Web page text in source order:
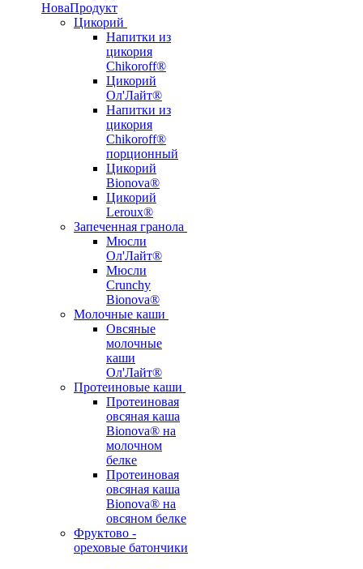
НоваПродукт
Цикорий
Напитки из
цикория
Chikoroff®
Цикорий
Ол'Лайт®
Напитки из
цикория
Chikoroff®
порционный
Цикорий
Bionova®
Цикорий
Leroux®
Запеченная гранола
Мюсли
Ол'Лайт®
Мюсли
Crunchy
Bionova®
Молочные каши
Овсяные
молочные
каши
Ол'Лайт®
Протеиновые каши
Протеиновая
овсяная каша
Bionova® на
молочном
белке
Протеиновая
овсяная каша
Bionova® на
овсяном белке
Фруктово -
ореховые батончики